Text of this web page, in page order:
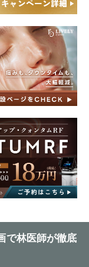
で林医師が徹底